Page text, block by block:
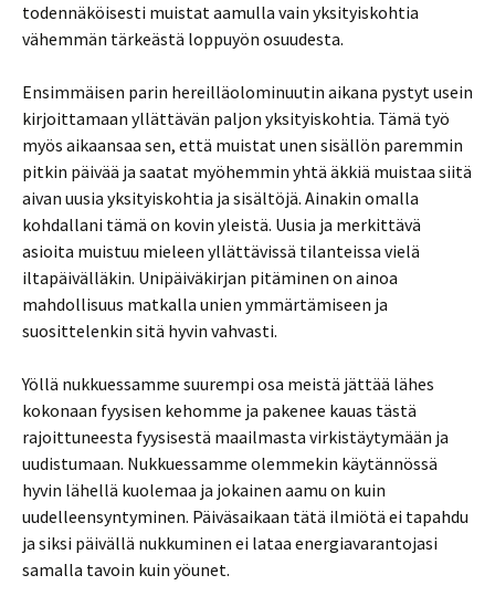
todennäköisesti muistat aamulla vain yksityiskohtia
vähemmän tärkeästä loppuyön osuudesta.
Ensimmäisen parin hereilläolominuutin aikana pystyt usein
kirjoittamaan yllättävän paljon yksityiskohtia. Tämä työ
myös aikaansaa sen, että muistat unen sisällön paremmin
pitkin päivää ja saatat myöhemmin yhtä äkkiä muistaa siitä
aivan uusia yksityiskohtia ja sisältöjä. Ainakin omalla
kohdallani tämä on kovin yleistä. Uusia ja merkittävä
asioita muistuu mieleen yllättävissä tilanteissa vielä
iltapäivälläkin. Unipäiväkirjan pitäminen on ainoa
mahdollisuus matkalla unien ymmärtämiseen ja
suosittelenkin sitä hyvin vahvasti.
Yöllä nukkuessamme suurempi osa meistä jättää lähes
kokonaan fyysisen kehomme ja pakenee kauas tästä
rajoittuneesta fyysisestä maailmasta virkistäytymään ja
uudistumaan. Nukkuessamme olemmekin käytännössä
hyvin lähellä kuolemaa ja jokainen aamu on kuin
uudelleensyntyminen. Päiväsaikaan tätä ilmiötä ei tapahdu
ja siksi päivällä nukkuminen ei lataa energiavarantojasi
samalla tavoin kuin yöunet.